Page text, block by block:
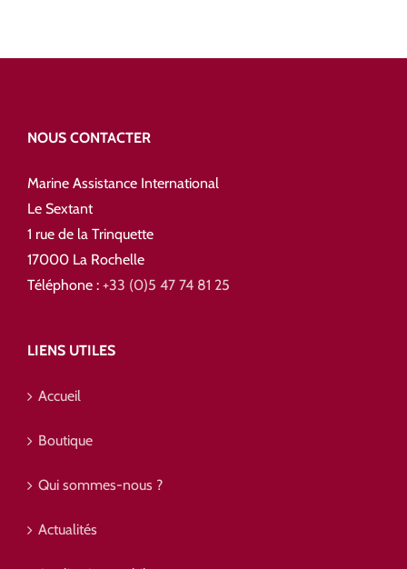
NOUS CONTACTER
Marine Assistance International
Le Sextant
1 rue de la Trinquette
17000 La Rochelle
Téléphone : +33 (0)5 47 74 81 25
LIENS UTILES
Accueil
Boutique
Qui sommes-nous ?
Actualités